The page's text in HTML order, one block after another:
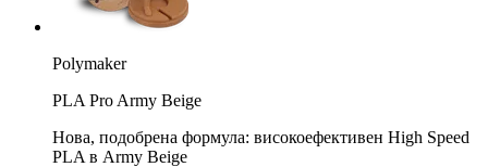
Polymaker
PLA Pro Army Beige
Нова, подобрена формула: високоефективен High Speed
PLA в Army Beige